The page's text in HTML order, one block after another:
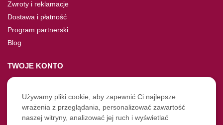
Zwroty i reklamacje
Dostawa i płatność
Program partnerski
Blog
TWOJE KONTO
Moje konto
Nie pamiętasz hasła?
Twoje zamówienia
Używamy pliki cookie, aby zapewnić Ci najlepsze
wrażenia z przeglądania, personalizować zawartość
naszej witryny, analizować jej ruch i wyświetlać